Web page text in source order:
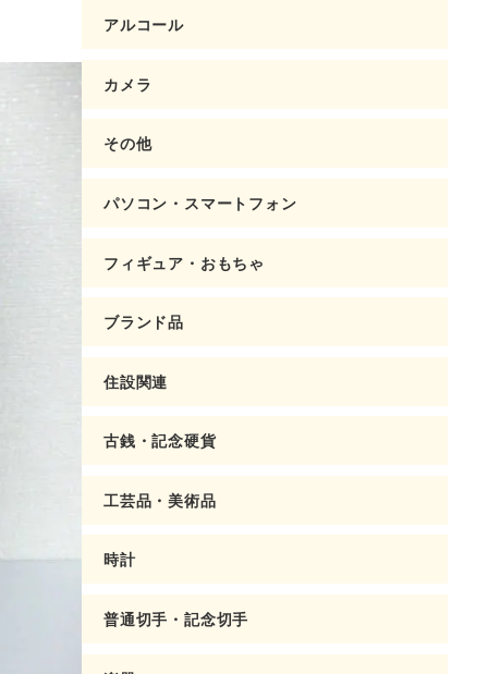
アルコール
カメラ
その他
パソコン・スマートフォン
フィギュア・おもちゃ
ブランド品
住設関連
古銭・記念硬貨
工芸品・美術品
時計
普通切手・記念切手